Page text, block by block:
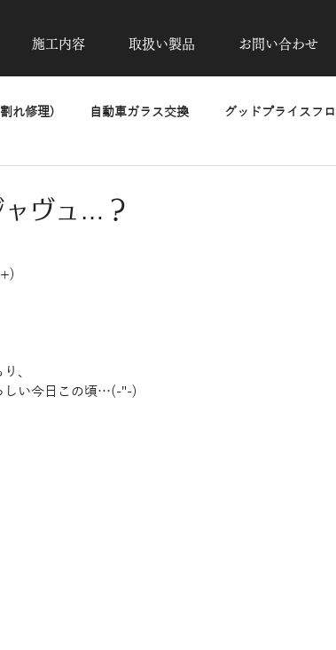
施工内容 取扱い製品 お問い合わせ
れ修理) 自動車ガラス交換 グッドプライスフ
ャヴュ…？
、
しい今日この頃…(-"-)